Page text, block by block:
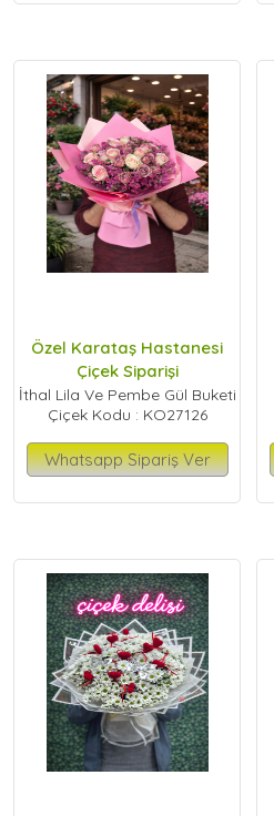
Özel Karataş Hastanesi
Çiçek Siparişi
İthal Lila Ve Pembe Gül Buketi
Çiçek Kodu : KO27126
Whatsapp Sipariş Ver